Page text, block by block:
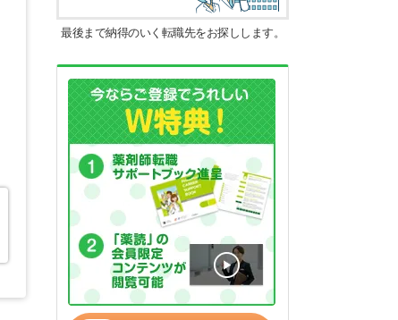
最後まで納得のいく転職先をお探しします。